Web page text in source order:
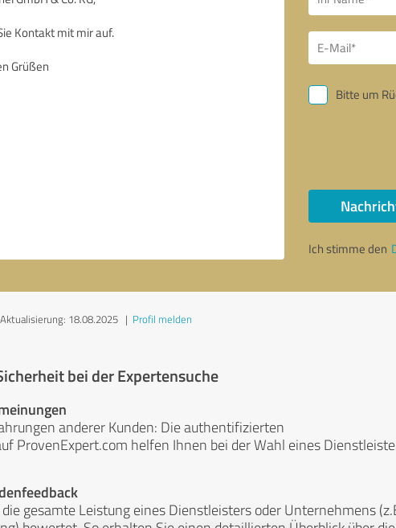
Bitte um
Ich stimme den
18.08.2025 | Profil melden
bei der Expertensuche
anderer Kunden: Die authentifizierten
ProvenExpert.com helfen Ihnen bei der Wahl eines
gesamte Leistung eines Dienstleisters oder Unternehmens